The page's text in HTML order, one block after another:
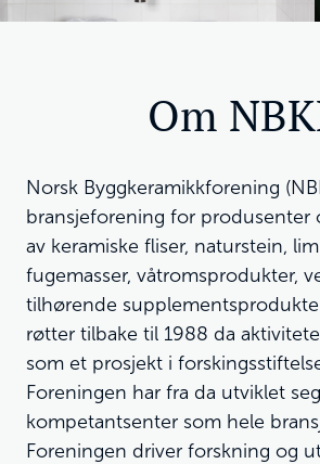
Om
Norsk Byggkeramikkforening
bransjeforening for produsenter
av keramiske fliser, naturstein,
fugemasser, våtromsprodukter,
tilhørende
røtter tilbake til 1988 da
som et prosjekt i
Foreningen har fra da utviklet
kompetantsenter som hele
Foreningen driver forskning og